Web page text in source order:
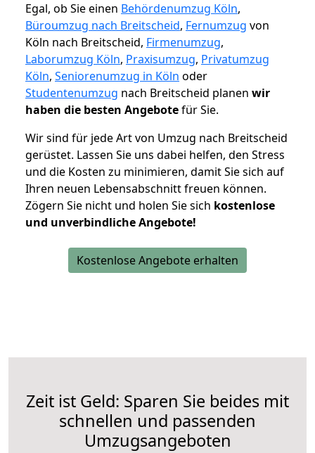
Egal, ob Sie einen Behördenumzug Köln,
Büroumzug nach Breitscheid, Fernumzug von
Köln nach Breitscheid, Firmenumzug,
Laborumzug Köln, Praxisumzug, Privatumzug
Köln, Seniorenumzug in Köln oder
Studentenumzug nach Breitscheid planen wir
haben die besten Angebotefür Sie.
Wir sind für jede Art von Umzug nach Breitscheid
gerüstet. Lassen Sie uns dabei helfen, den Stress
und die Kosten zu minimieren, damit Sie sich auf
Ihren neuen Lebensabschnitt freuen können.
Zögern Sie nicht und holen Sie sich kostenlose
und unverbindliche Angebote!
Kostenlose Angebote erhalten
Zeit ist Geld: Sparen Sie beides mit
schnellen und passenden
Umzugsangeboten